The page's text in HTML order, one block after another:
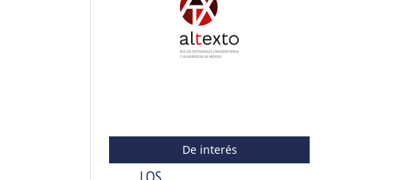
De interés